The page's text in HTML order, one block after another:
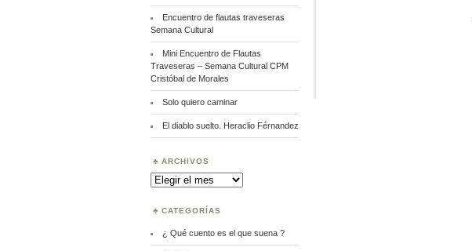
Encuentro de flautas traveseras
Semana Cultural
Mini Encuentro de Flautas
Traveseras – Semana Cultural CPM
Cristóbal de Morales
Solo quiero caminar
El diablo suelto. Heraclio Férnandez
ARCHIVOS
Archivos
CATEGORÍAS
¿ Qué cuento es el que suena ?